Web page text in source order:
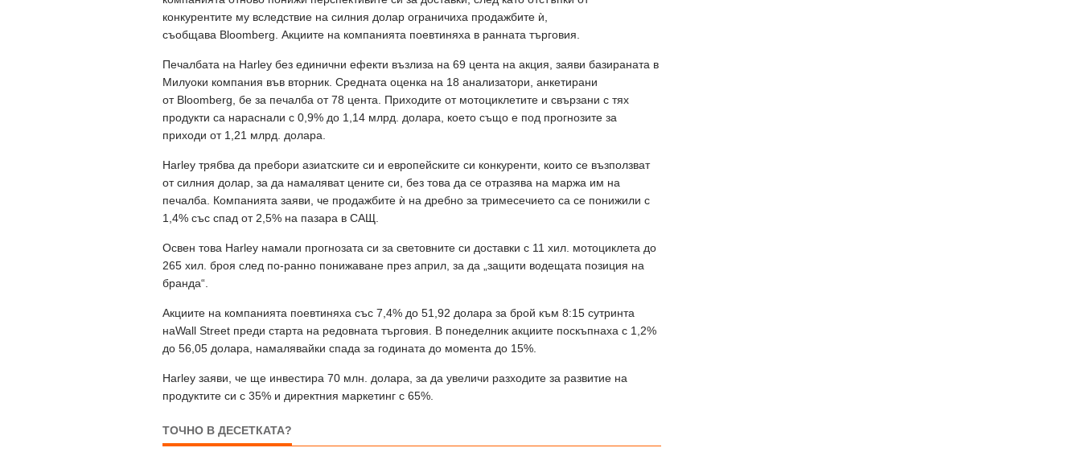
конкурентите му вследствие на силния долар ограничиха продажбите ѝ,
съобщава Bloomberg. Акциите на компанията поевтиняха в ранната търговия.
Печалбата на Harley без единични ефекти възлиза на 69 цента на акция, заяви базираната в
Милуоки компания във вторник. Средната оценка на 18 анализатори, анкетирани
от Bloomberg, бе за печалба от 78 цента. Приходите от мотоциклетите и свързани с тях
продукти са нараснали с 0,9% до 1,14 млрд. долара, което също е под прогнозите за
приходи от 1,21 млрд. долара.
Harley трябва да пребори азиатските си и европейските си конкуренти, които се възползват
от силния долар, за да намаляват цените си, без това да се отразява на маржа им на
печалба. Компанията заяви, че продажбите ѝ на дребно за тримесечието са се понижили с
1,4% със спад от 2,5% на пазара в САЩ.
Освен това Harley намали прогнозата си за световните си доставки с 11 хил. мотоциклета до
265 хил. броя след по-ранно понижаване през април, за да „защити водещата позиция на
бранда“.
Акциите на компанията поевтиняха със 7,4% до 51,92 долара за брой към 8:15 сутринта
наWall Street преди старта на редовната търговия. В понеделник акциите поскъпнаха с 1,2%
до 56,05 долара, намалявайки спада за годината до момента до 15%.
Harley заяви, че ще инвестира 70 млн. долара, за да увеличи разходите за развитие на
продуктите си с 35% и директния маркетинг с 65%.
ТОЧНО В ДЕСЕТКАТА?